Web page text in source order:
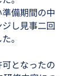
備期間の中
し見事二回
。
となったの